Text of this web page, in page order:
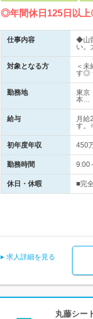
◎年間休日125日以
仕事内容
◆山
い。
対象となる方
＜
す◎
勤務地
東京
本…
給与
月給
す。
初年度年収 450
勤務時間 9:00
休日・休暇 ■完
求人詳細を見る
丸藤シー